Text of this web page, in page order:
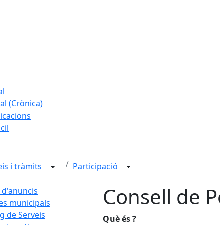
(Crònica)
i tràmits Participació
municipals
de Serveis
Consell de
Què és ?